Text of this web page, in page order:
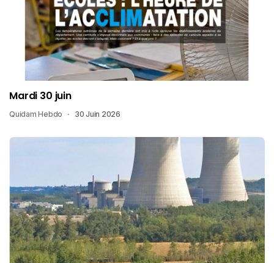
Mardi 30 juin
Quidam Hebdo 30 Juin 2026